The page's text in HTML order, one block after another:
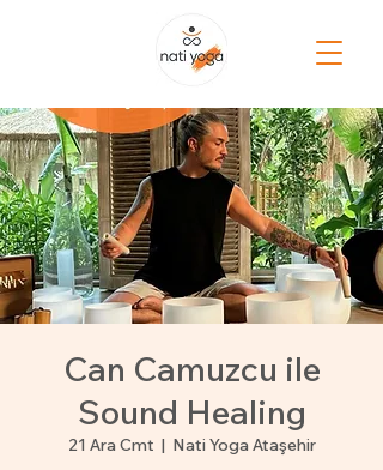
Can Camuzcu ile
Sound Healing
21 Ara Cmt
  |
Nati Yoga Ataşehir